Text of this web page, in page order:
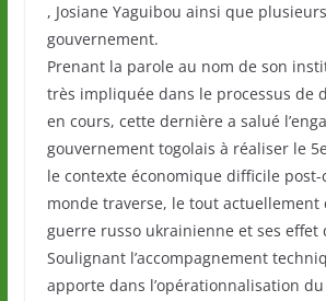
, Josiane Yaguibou ainsi que
gouvernement.
Prenant la parole au nom de son
très impliquée dans le processus de
en cours, cette dernière a salué
gouvernement togolais à réaliser le
le contexte économique difficile post-
monde traverse, le tout actuellement
guerre russo ukrainienne et ses effet
Soulignant l’accompagnement
apporte dans l’opérationnalisation